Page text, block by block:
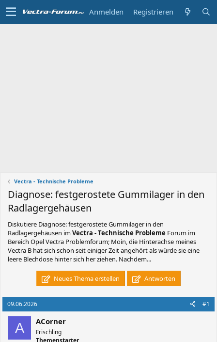
Anmelden Registrieren
Vectra - Technische Probleme
Diagnose: festgerostete Gummilager in den
Radlagergehäusen
Diskutiere Diagnose: festgerostete Gummilager in den
Radlagergehäusen imVectra - Technische Probleme Forum im
Bereich Opel Vectra Problemforum; Moin, die Hinterachse meines
Vectra B hat sich schon seit einiger Zeit angehört als würde sie eine
leere Blechdose hinter sich her ziehen. Nachdem...
Neues Thema erstellen Antworten
09.06.2026 #1
A ACorner
Frischling
Themenstarter